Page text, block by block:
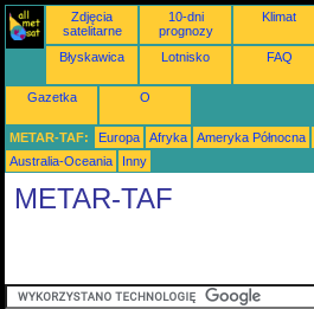
Zdjęcia
satelitarne
10-dni
prognozy
Klimat
Błyskawica Lotnisko FAQ
Gazetka O
METAR-TAF: Europa Afryka Ameryka Północna
Australia-Oceania
Inny
METAR-TAF